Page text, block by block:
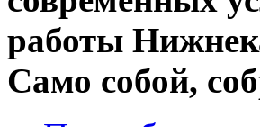
работы
Само собой,